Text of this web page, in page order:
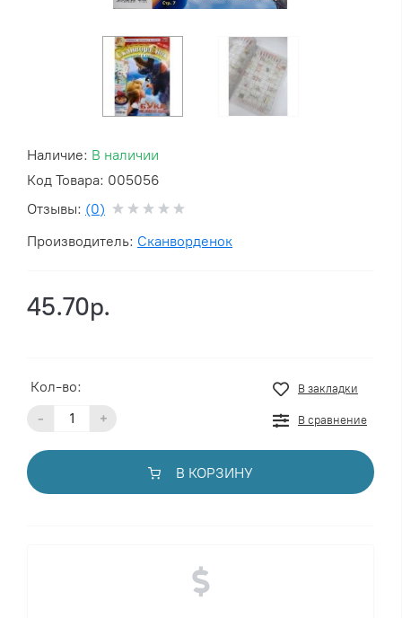
Наличие: В наличии
Код Товара: 005056
Отзывы: (0)
Производитель: Сканворденок
45.70р.
Кол-во:
- +
В закладки
В сравнение
В КОРЗИНУ